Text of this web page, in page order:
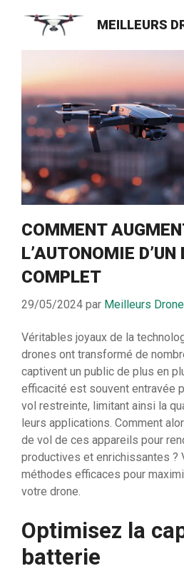
MEILLEURS
COMMENT
L’AUTONOMIE D’UN
COMPLET
29/05/2024 par Meilleurs
Véritables joyaux de la
drones ont transformé de
captivent un public de plus en
efficacité est souvent entravée
vol restreinte, limitant ainsi la
leurs applications. Comment
de vol de ces appareils pour
productives et enrichissantes ?
méthodes efficaces pour
votre drone.
Optimisez la
batterie